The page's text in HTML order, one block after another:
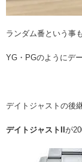
ランダム番という事
YG・PGのようにデ
デイトジャストの後
デイトジャストII が